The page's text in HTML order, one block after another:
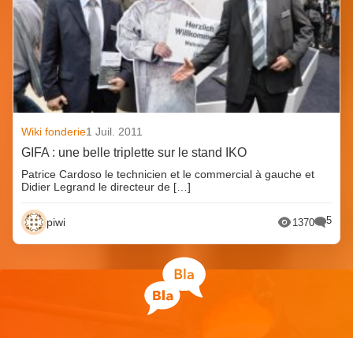
Wiki fonderie1 Juil. 2011
GIFA : une belle triplette sur le stand IKO
Patrice Cardoso le technicien et le commercial à gauche et
Didier Legrand le directeur de […]
piwi 1370 5